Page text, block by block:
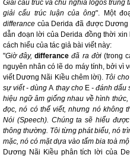
Giải cấu trúc và chủ nghĩa logos trung
giải cấu trúc luận của ông". Một
differance của Derida đã được
dẫn đoạn lời của Derida đồng thời
cách hiểu của tác giả bài viết này:
"Giờ đây,differance đã ra đời (trong
nguyên nhân có lẽ do máy tính, bởi vì
viết Dương Nãi Kiều chêm lời). Tôi
sự viết - dùngA thay cho E- đánh dấu
hiệu ngữ âm giống nhau về hình thức,
đọc, nó có thể viết, nhưng nó không
Nói (Speech). Chúng ta sẽ hiểu
thông thường. Tôi từng phát biểu, nó
mặc, nó có mặt dựa vào tấm bia toà
Dương Nãi Kiều phân tích lời của